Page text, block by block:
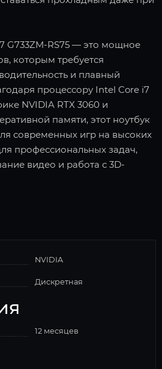
G733ZM-RS75 — это мощное
которым требуется
и плавный
процессору Intel Core i7
NVIDIA RTX 3060 и
памяти, этот ноутбук
современных игр на высоких
профессиональных задач,
видео и работа с 3D-
NVIDIA
Дискретная
12 месяцев